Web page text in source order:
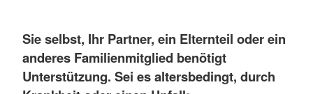
Sie selbst, Ihr Partner, ein Elternteil oder ein
anderes Familienmitglied benötigt
Unterstützung. Sei es altersbedingt, durch